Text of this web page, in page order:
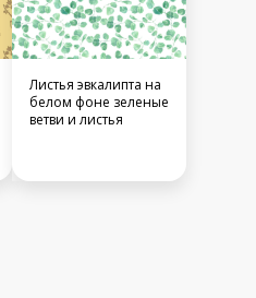
Листья эвкалипта на
белом фоне зеленые
ветви и листья